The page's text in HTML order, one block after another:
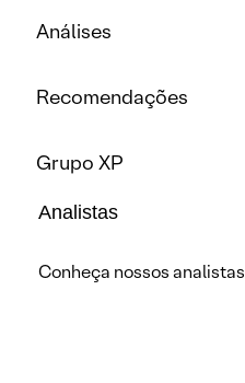
Análises
Recomendações
Grupo XP
Analistas
Conheça nossos analistas